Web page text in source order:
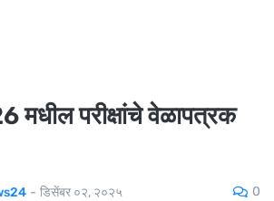
परीक्षांचे वेळापत्रक
- डिसेंबर ०२, २०२५ 0